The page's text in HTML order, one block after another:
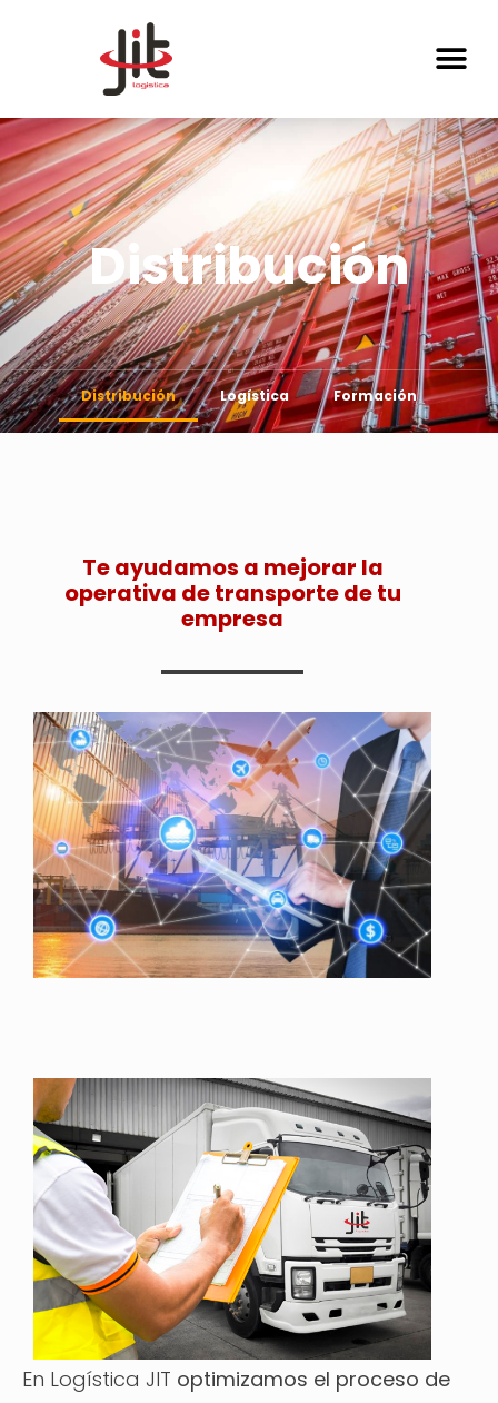
Distribución
Distribución Logística Formación
Te ayudamos a mejorar la
operativa de transporte de tu
empresa
En Logística JIT optimizamos el proceso de